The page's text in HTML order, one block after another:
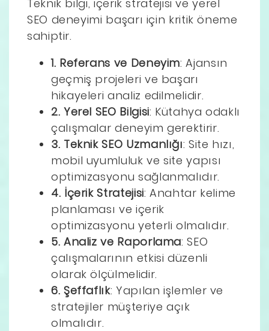
Teknik bilgi, içerik stratejisi ve yerel
SEO deneyimi başarı için kritik öneme
sahiptir.
1. Referans ve Deneyim: Ajansın
geçmiş projeleri ve başarı
hikayeleri analiz edilmelidir.
2. Yerel SEO Bilgisi: Kütahya odaklı
çalışmalar deneyim gerektirir.
3. Teknik SEO Uzmanlığı: Site hızı,
mobil uyumluluk ve site yapısı
optimizasyonu sağlanmalıdır.
4. İçerik Stratejisi: Anahtar kelime
planlaması ve içerik
optimizasyonu yeterli olmalıdır.
5. Analiz ve Raporlama: SEO
çalışmalarının etkisi düzenli
olarak ölçülmelidir.
6. Şeffaflık: Yapılan işlemler ve
stratejiler müşteriye açık
olmalıdır.